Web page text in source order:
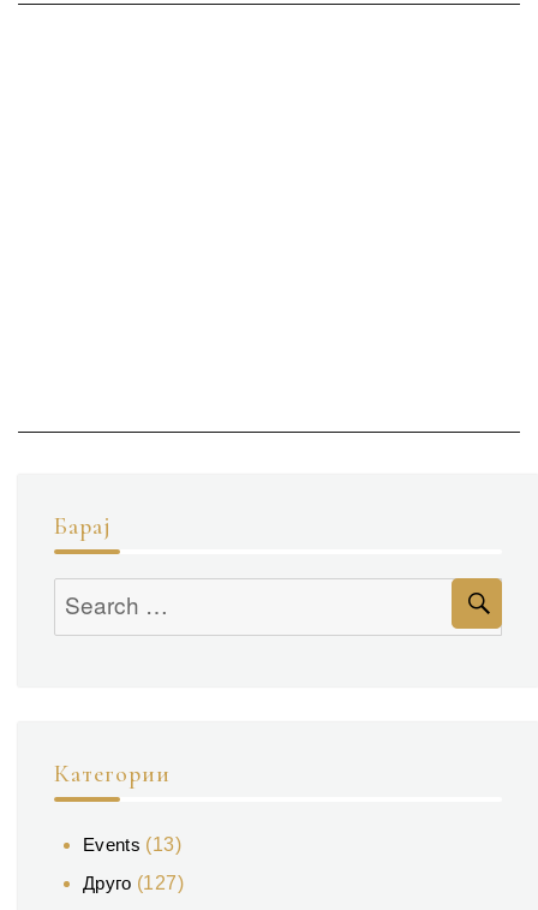
Барај
Search
for:
Категории
Events (13)
Друго (127)